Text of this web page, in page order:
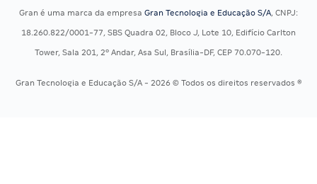
Concursos Saúde
Residência Multiprofissional
Gran é uma marca da empresa Gran Tecnologia e Educação S/A, CNPJ:
18.260.822/0001-77, SBS Quadra 02, Bloco J, Lote 10, Edifício Carlton
Tower, Sala 201, 2º Andar, Asa Sul, Brasília-DF, CEP 70.070-120.
Gran Tecnologia e Educação S/A - 2026 © Todos os direitos reservados ®